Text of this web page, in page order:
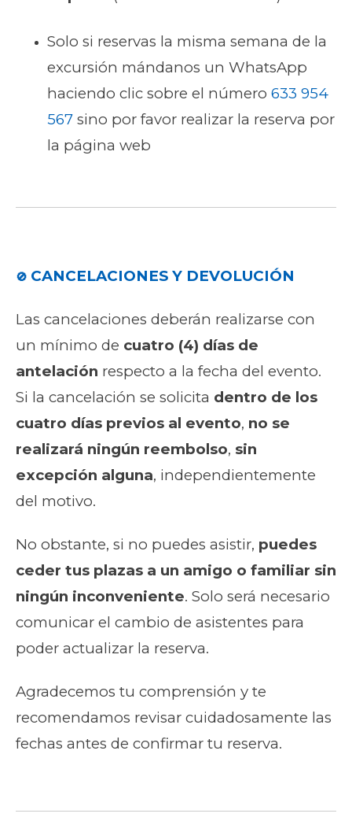
Solo si reservas la misma semana de la
excursión mándanos un WhatsApp
haciendo clic sobre el número 633 954
567 sino por favor realizar la reserva por
la página web
🚫 CANCELACIONES Y DEVOLUCIÓN
Las cancelaciones deberán realizarse con
un mínimo de cuatro (4) días de
antelación respecto a la fecha del evento.
Si la cancelación se solicita dentro de los
cuatro días previos al evento, no se
realizará ningún reembolso, sin
excepción alguna, independientemente
del motivo.
No obstante, si no puedes asistir, puedes
ceder tus plazas a un amigo o familiar sin
ningún inconveniente. Solo será necesario
comunicar el cambio de asistentes para
poder actualizar la reserva.
Agradecemos tu comprensión y te
recomendamos revisar cuidadosamente las
fechas antes de confirmar tu reserva.